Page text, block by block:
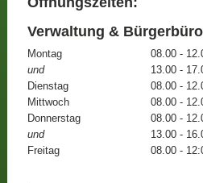
Verwaltung & Bürgerbüro
Montag
08.00 -
und
13.00 -
Dienstag
08.00 -
Mittwoch
08.00 -
Donnerstag
08.00 -
und
13.00 -
Freitag
08.00 -